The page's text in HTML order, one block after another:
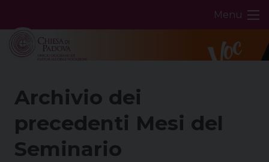
content
Menu
Archivio dei
precedenti Mesi del
Seminario